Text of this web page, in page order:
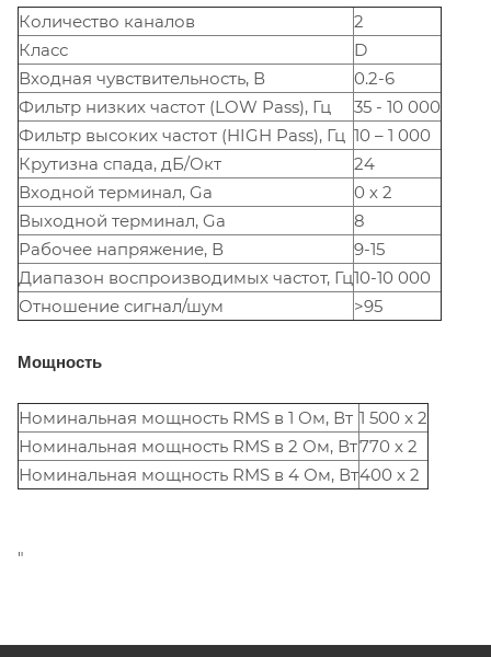
Количество каналов
2
Класс
D
Входная чувствительность, В
0.2-6
Фильтр низких частот (LOW Pass), Гц
35 - 10 000
Фильтр высоких частот (HIGH Pass), Гц 10 – 1 000
Крутизна спада, дБ/Окт
24
Входной терминал, Ga
0 х 2
Выходной терминал, Ga
8
Рабочее напряжение, В
9-15
Диапазон воспроизводимых частот, Гц10-10 000
Отношение сигнал/шум
>95
Mощность
Номинальная мощность RMS в 1 Ом, Вт 1 500 x 2
Номинальная мощность RMS в 2 Ом, Вт770 х 2
Номинальная мощность RMS в 4 Ом, Вт400 х 2
"